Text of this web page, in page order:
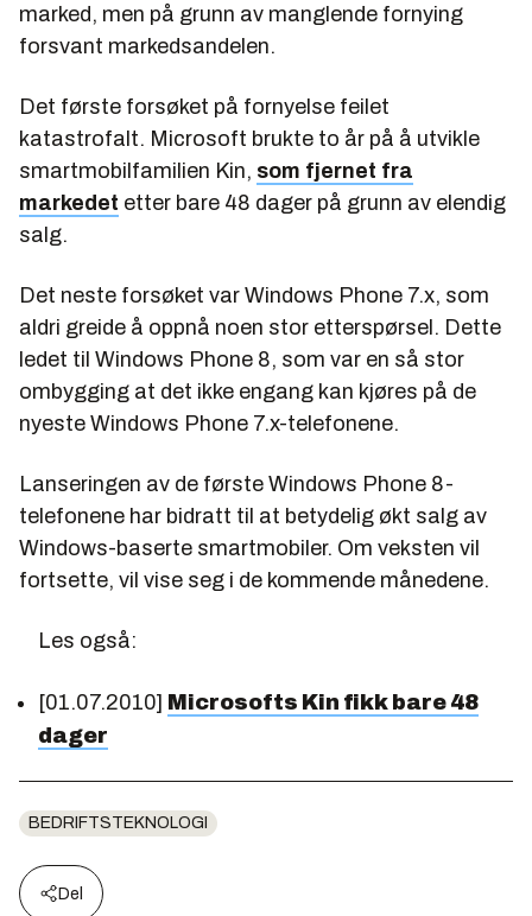
marked, men på grunn av manglende fornying
forsvant markedsandelen.
Det første forsøket på fornyelse feilet
katastrofalt. Microsoft brukte to år på å utvikle
smartmobilfamilien Kin, som fjernet fra
markedet etter bare 48 dager på grunn av elendig
salg.
Det neste forsøket var Windows Phone 7.x, som
aldri greide å oppnå noen stor etterspørsel. Dette
ledet til Windows Phone 8, som var en så stor
ombygging at det ikke engang kan kjøres på de
nyeste Windows Phone 7.x-telefonene.
Lanseringen av de første Windows Phone 8-
telefonene har bidratt til at betydelig økt salg av
Windows-baserte smartmobiler. Om veksten vil
fortsette, vil vise seg i de kommende månedene.
Les også:
[01.07.2010] Microsofts Kin fikk bare 48
dager
BEDRIFTSTEKNOLOGI
Del